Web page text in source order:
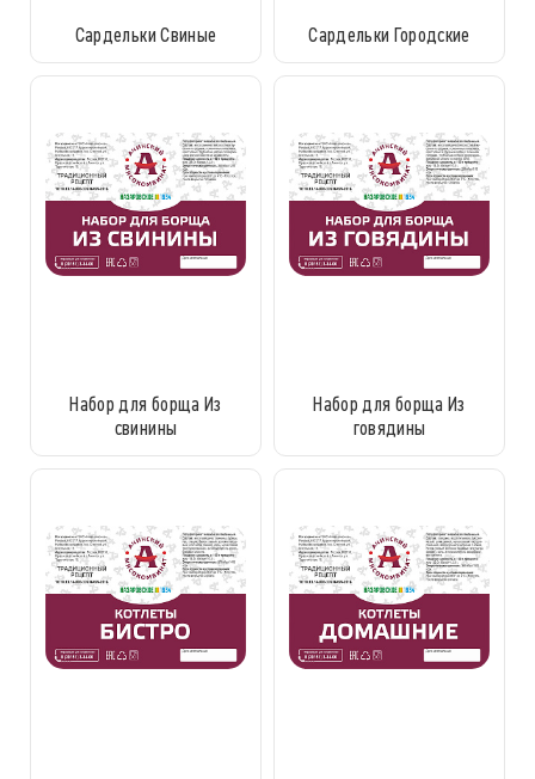
Сардельки Свиные Сардельки Городские
Набор для борща Из
свинины
Набор для борща Из
говядины